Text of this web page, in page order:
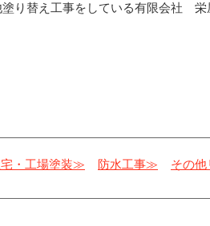
り替え工事をしている有限会社 栄
宅・工場塗装≫ 防水工事≫ その